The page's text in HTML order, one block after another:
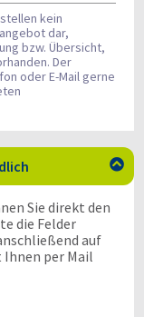
kein
dar,
bzw. Übersicht,
Der
oder E-Mail gerne

Sie direkt den
die Felder
auf
per Mail